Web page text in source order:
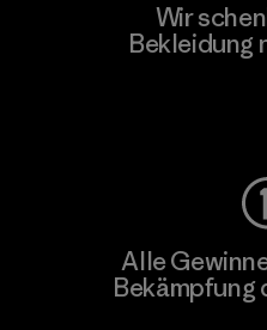
Wir
Bekleidung
Alle
Bekämpfung